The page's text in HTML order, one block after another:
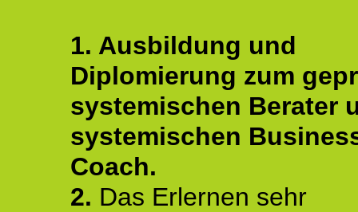
1. Ausbildung und
Diplomierung zum
systemischen Berater
systemischen
Coach.
2. Das Erlernen sehr